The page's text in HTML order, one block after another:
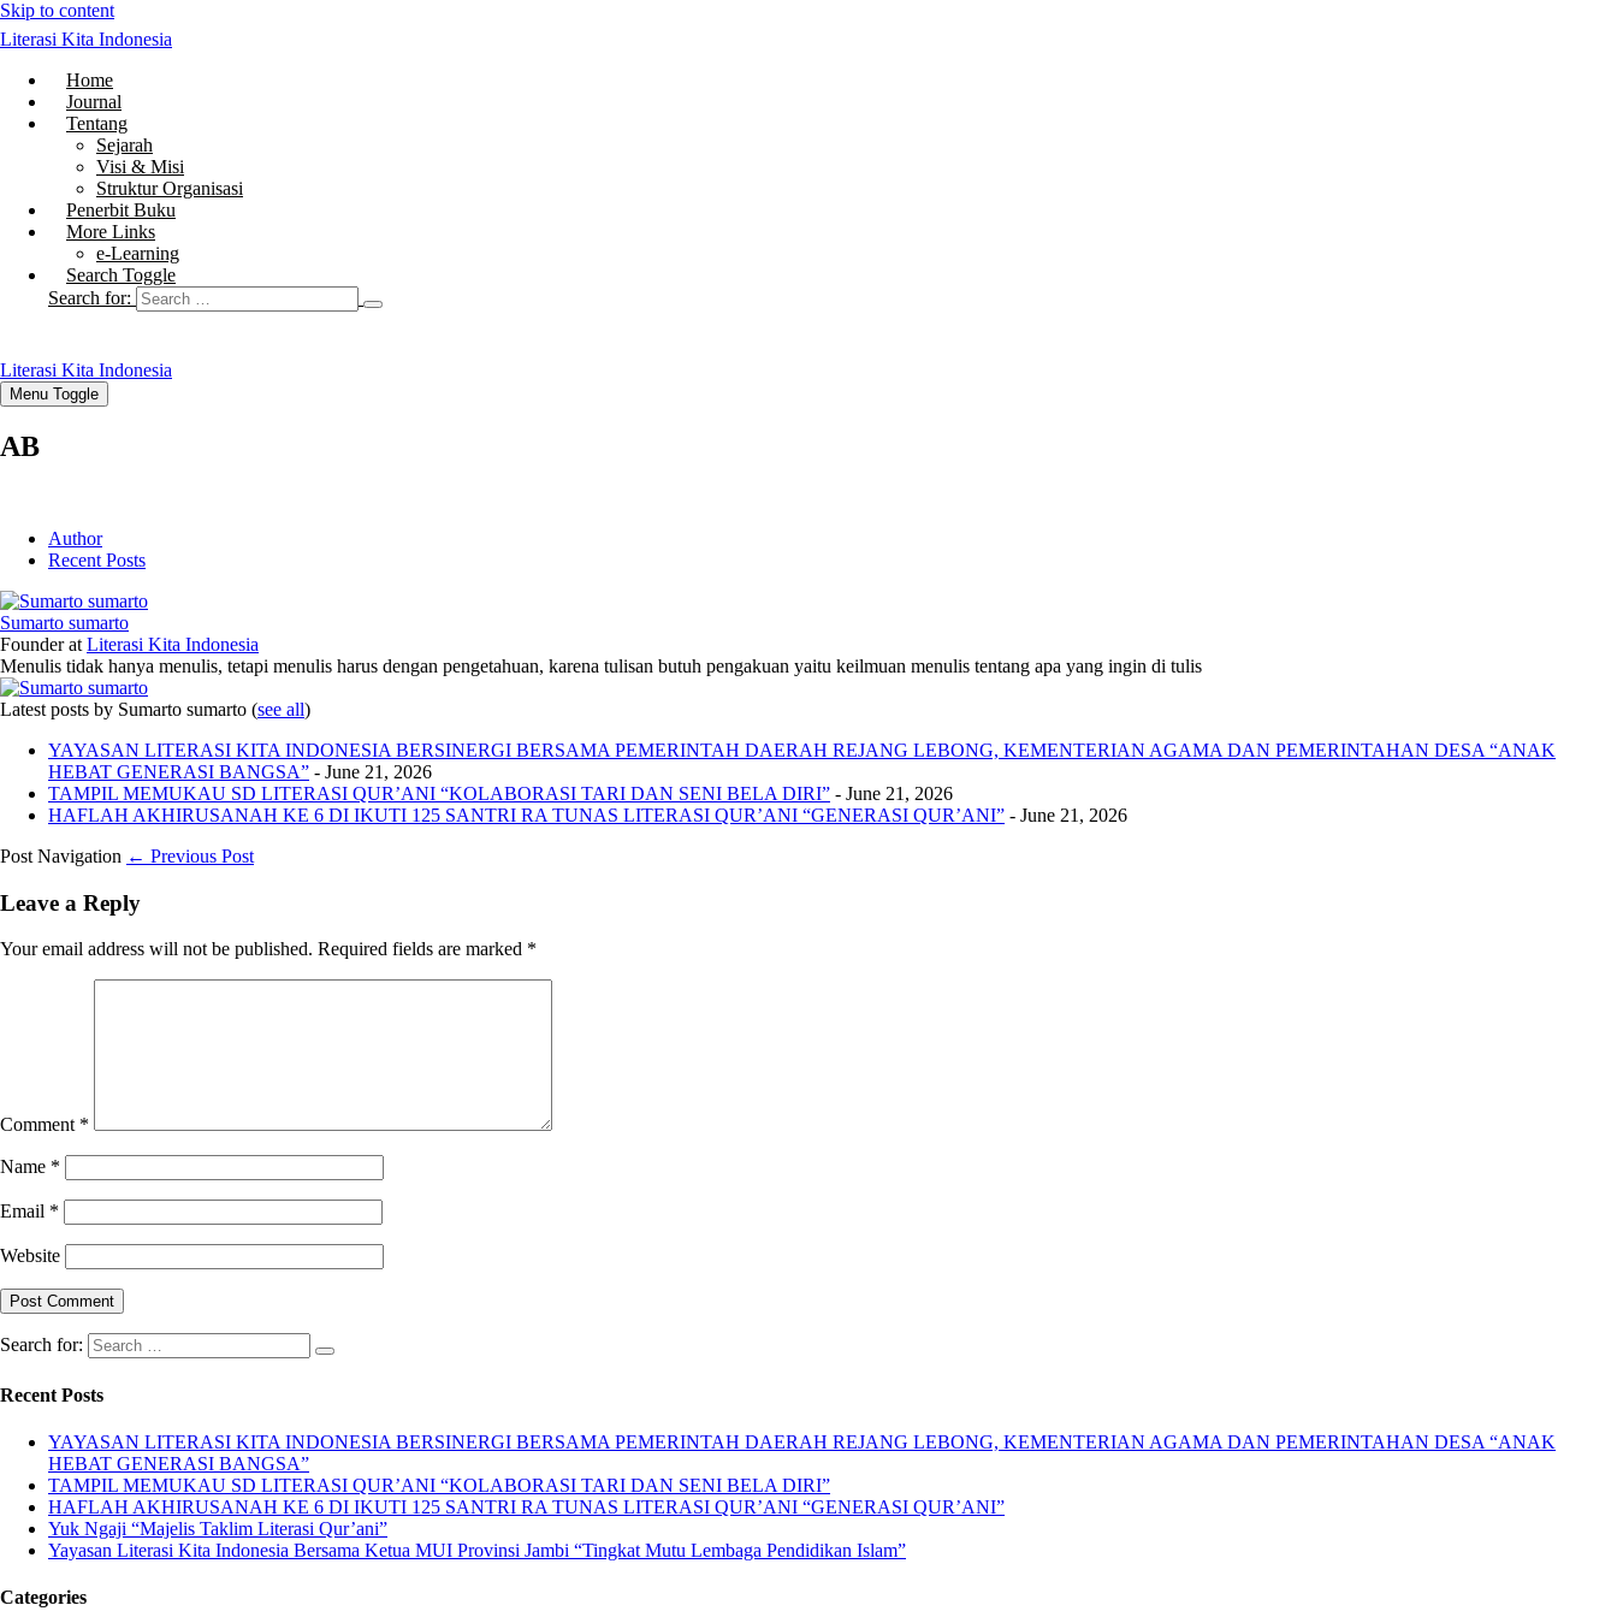
Skip to content
Literasi Kita Indonesia
Home
Journal
Tentang
Sejarah
Visi & Misi
Struktur Organisasi
Penerbit Buku
More Links
e-Learning
Search Toggle
Search for:
Literasi Kita Indonesia
Menu Toggle
AB
Author
Recent Posts
Sumarto sumarto
Founderat Literasi Kita Indonesia
Menulis tidak hanya menulis, tetapi menulis harus dengan pengetahuan, karena tulisan butuh pengakuan yaitu keilmuan menulis tentang apa yang ingin di tulis
Latest posts by Sumarto sumarto (see all)
YAYASAN LITERASI KITA INDONESIA BERSINERGI BERSAMA PEMERINTAH DAERAH REJANG LEBONG, KEMENTERIAN AGAMA DAN PEMERINTAHAN DESA “ANAK
HEBAT GENERASI BANGSA” - June 21, 2026
TAMPIL MEMUKAU SD LITERASI QUR’ANI “KOLABORASI TARI DAN SENI BELA DIRI” - June 21, 2026
HAFLAH AKHIRUSANAH KE 6 DI IKUTI 125 SANTRI RA TUNAS LITERASI QUR’ANI “GENERASI QUR’ANI” - June 21, 2026
Post Navigation ← Previous Post
Leave a Reply
Your email address will not be published. Required fields are marked *
Comment *
Name *
Email *
Website
Search for:
Recent Posts
YAYASAN LITERASI KITA INDONESIA BERSINERGI BERSAMA PEMERINTAH DAERAH REJANG LEBONG, KEMENTERIAN AGAMA DAN PEMERINTAHAN DESA “ANAK
HEBAT GENERASI BANGSA”
TAMPIL MEMUKAU SD LITERASI QUR’ANI “KOLABORASI TARI DAN SENI BELA DIRI”
HAFLAH AKHIRUSANAH KE 6 DI IKUTI 125 SANTRI RA TUNAS LITERASI QUR’ANI “GENERASI QUR’ANI”
Yuk Ngaji “Majelis Taklim Literasi Qur’ani”
Yayasan Literasi Kita Indonesia Bersama Ketua MUI Provinsi Jambi “Tingkat Mutu Lembaga Pendidikan Islam”
Categories